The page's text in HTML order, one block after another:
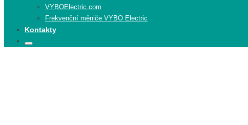
VYBOElectric.com
Frekvenční měniče VYBO Electric
Kontakty
Search
Search